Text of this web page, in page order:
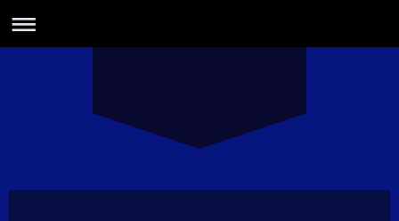
Haus am